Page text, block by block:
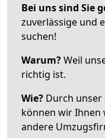
Bei uns sind Sie
zuverlässige und
suchen!
Warum?Weil
richtig ist.
Wie? Durch
können wir Ihnen
andere